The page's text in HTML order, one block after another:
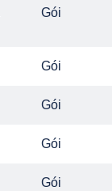
Gói
Gói
Gói
Gói
Gói